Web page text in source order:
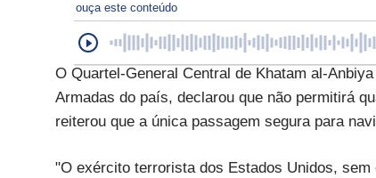
ouça este conteúdo
O Quartel-General Central de Khatam al-
Armadas do país, declarou que não permitirá
reiterou que a única passagem segura para
"O exército terrorista dos Estados Unidos,